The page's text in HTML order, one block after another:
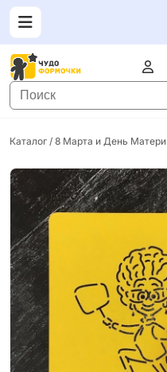
Каталог / 8 Марта и День Матери